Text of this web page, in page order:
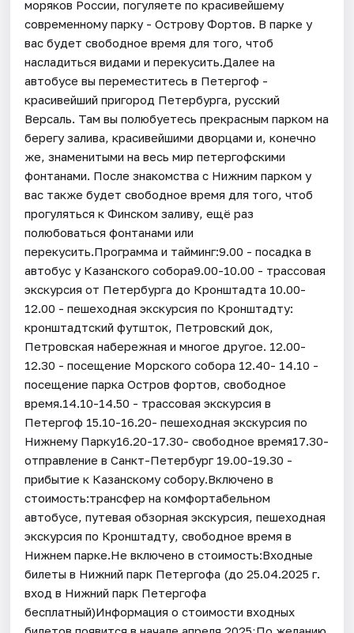
моряков России, погуляете по красивейшему
современному парку - Острову Фортов. В парке у
вас будет свободное время для того, чтоб
насладиться видами и перекусить.Далее на
автобусе вы переместитесь в Петергоф -
красивейший пригород Петербурга, русский
Версаль. Там вы полюбуетесь прекрасным парком на
берегу залива, красивейшими дворцами и, конечно
же, знаменитыми на весь мир петергофскими
фонтанами. После знакомства с Нижним парком у
вас также будет свободное время для того, чтоб
прогуляться к Финском заливу, ещё раз
полюбоваться фонтанами или
перекусить.Программа и тайминг:9.00 - посадка в
автобус у Казанского собора9.00-10.00 - трассовая
экскурсия от Петербурга до Кронштадта 10.00-
12.00 - пешеходная экскурсия по Кронштадту:
кронштадтский футшток, Петровский док,
Петровская набережная и многое другое. 12.00-
12.30 - посещение Морского собора 12.40- 14.10 -
посещение парка Остров фортов, свободное
время.14.10-14.50 - трассовая экскурсия в
Петергоф 15.10-16.20- пешеходная экскурсия по
Нижнему Парку16.20-17.30- свободное время17.30-
отправление в Санкт-Петербург 19.00-19.30 -
прибытие к Казанскому собору.Включено в
стоимость:трансфер на комфортабельном
автобусе, путевая обзорная экскурсия, пешеходная
экскурсия по Кронштадту, свободное время в
Нижнем парке.Не включено в стоимость:Входные
билеты в Нижний парк Петергофа (до 25.04.2025 г.
вход в Нижний парк Петергофа
бесплатный)Информация о стоимости входных